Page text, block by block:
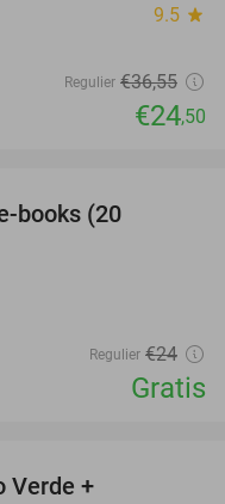
9.5 star
Regulier €36,55
€24,50
books (20
Regulier €24
Gratis
Verde +